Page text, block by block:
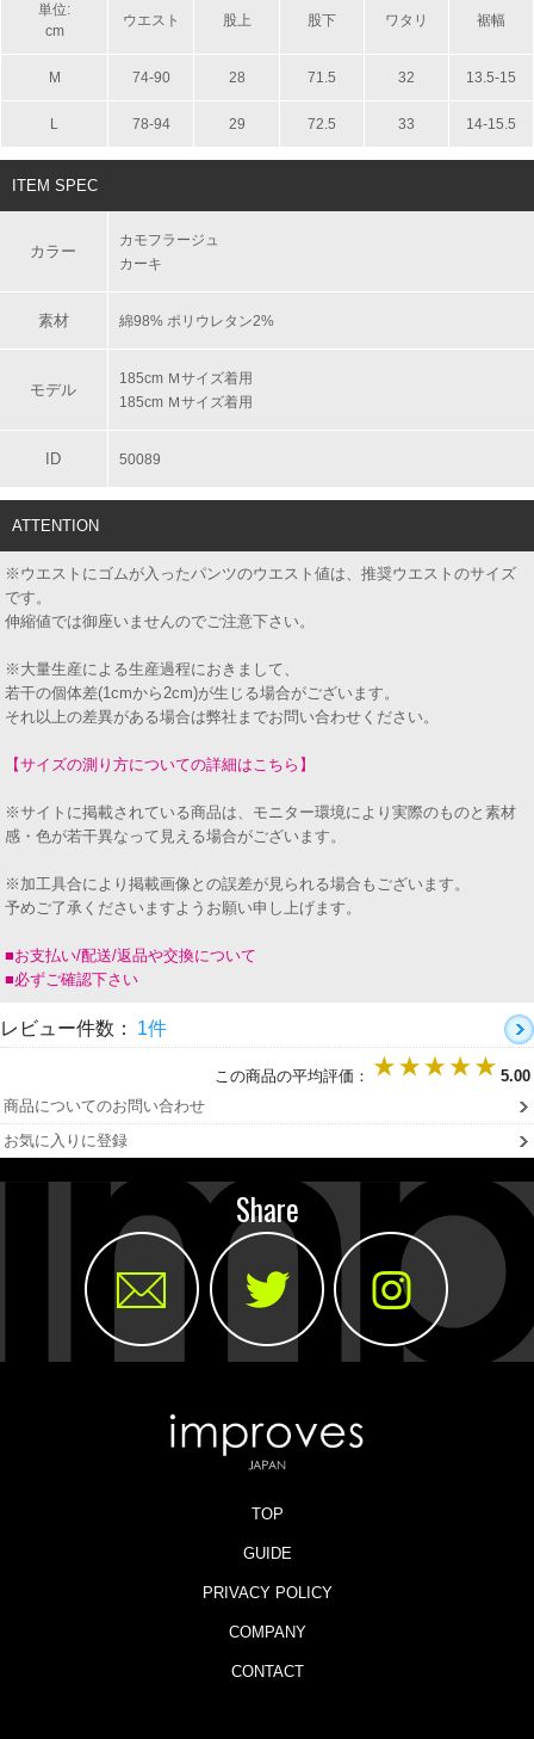
単位:
cm
ウエスト 股上 股下 ワタリ 裾幅
M 74-90 28 71.5 32 13.5-15
L 78-94 29 72.5 33 14-15.5
ITEM SPEC
カラー
カモフラージュ
カーキ
素材 綿98% ポリウレタン2%
モデル
185cm Ｍサイズ着用
185cm Ｍサイズ着用
ID 50089
ATTENTION
※ウエストにゴムが入ったパンツのウエスト値は、推奨ウエストのサイズ
です。
伸縮値では御座いませんのでご注意下さい。
※大量生産による生産過程におきまして、
若干の個体差(1cmから2cm)が生じる場合がございます。
それ以上の差異がある場合は弊社までお問い合わせください。
【サイズの測り方についての詳細はこちら】
※サイトに掲載されている商品は、モニター環境により実際のものと素材
感・色が若干異なって見える場合がございます。
※加工具合により掲載画像との誤差が見られる場合もございます。
予めご了承くださいますようお願い申し上げます。
■お支払い/配送/返品や交換について
■必ずご確認下さい
レビュー件数： 1件
この商品の平均評価：
5.00
商品についてのお問い合わせ
お気に入りに登録
Share
TOP
GUIDE
PRIVACY POLICY
COMPANY
CONTACT